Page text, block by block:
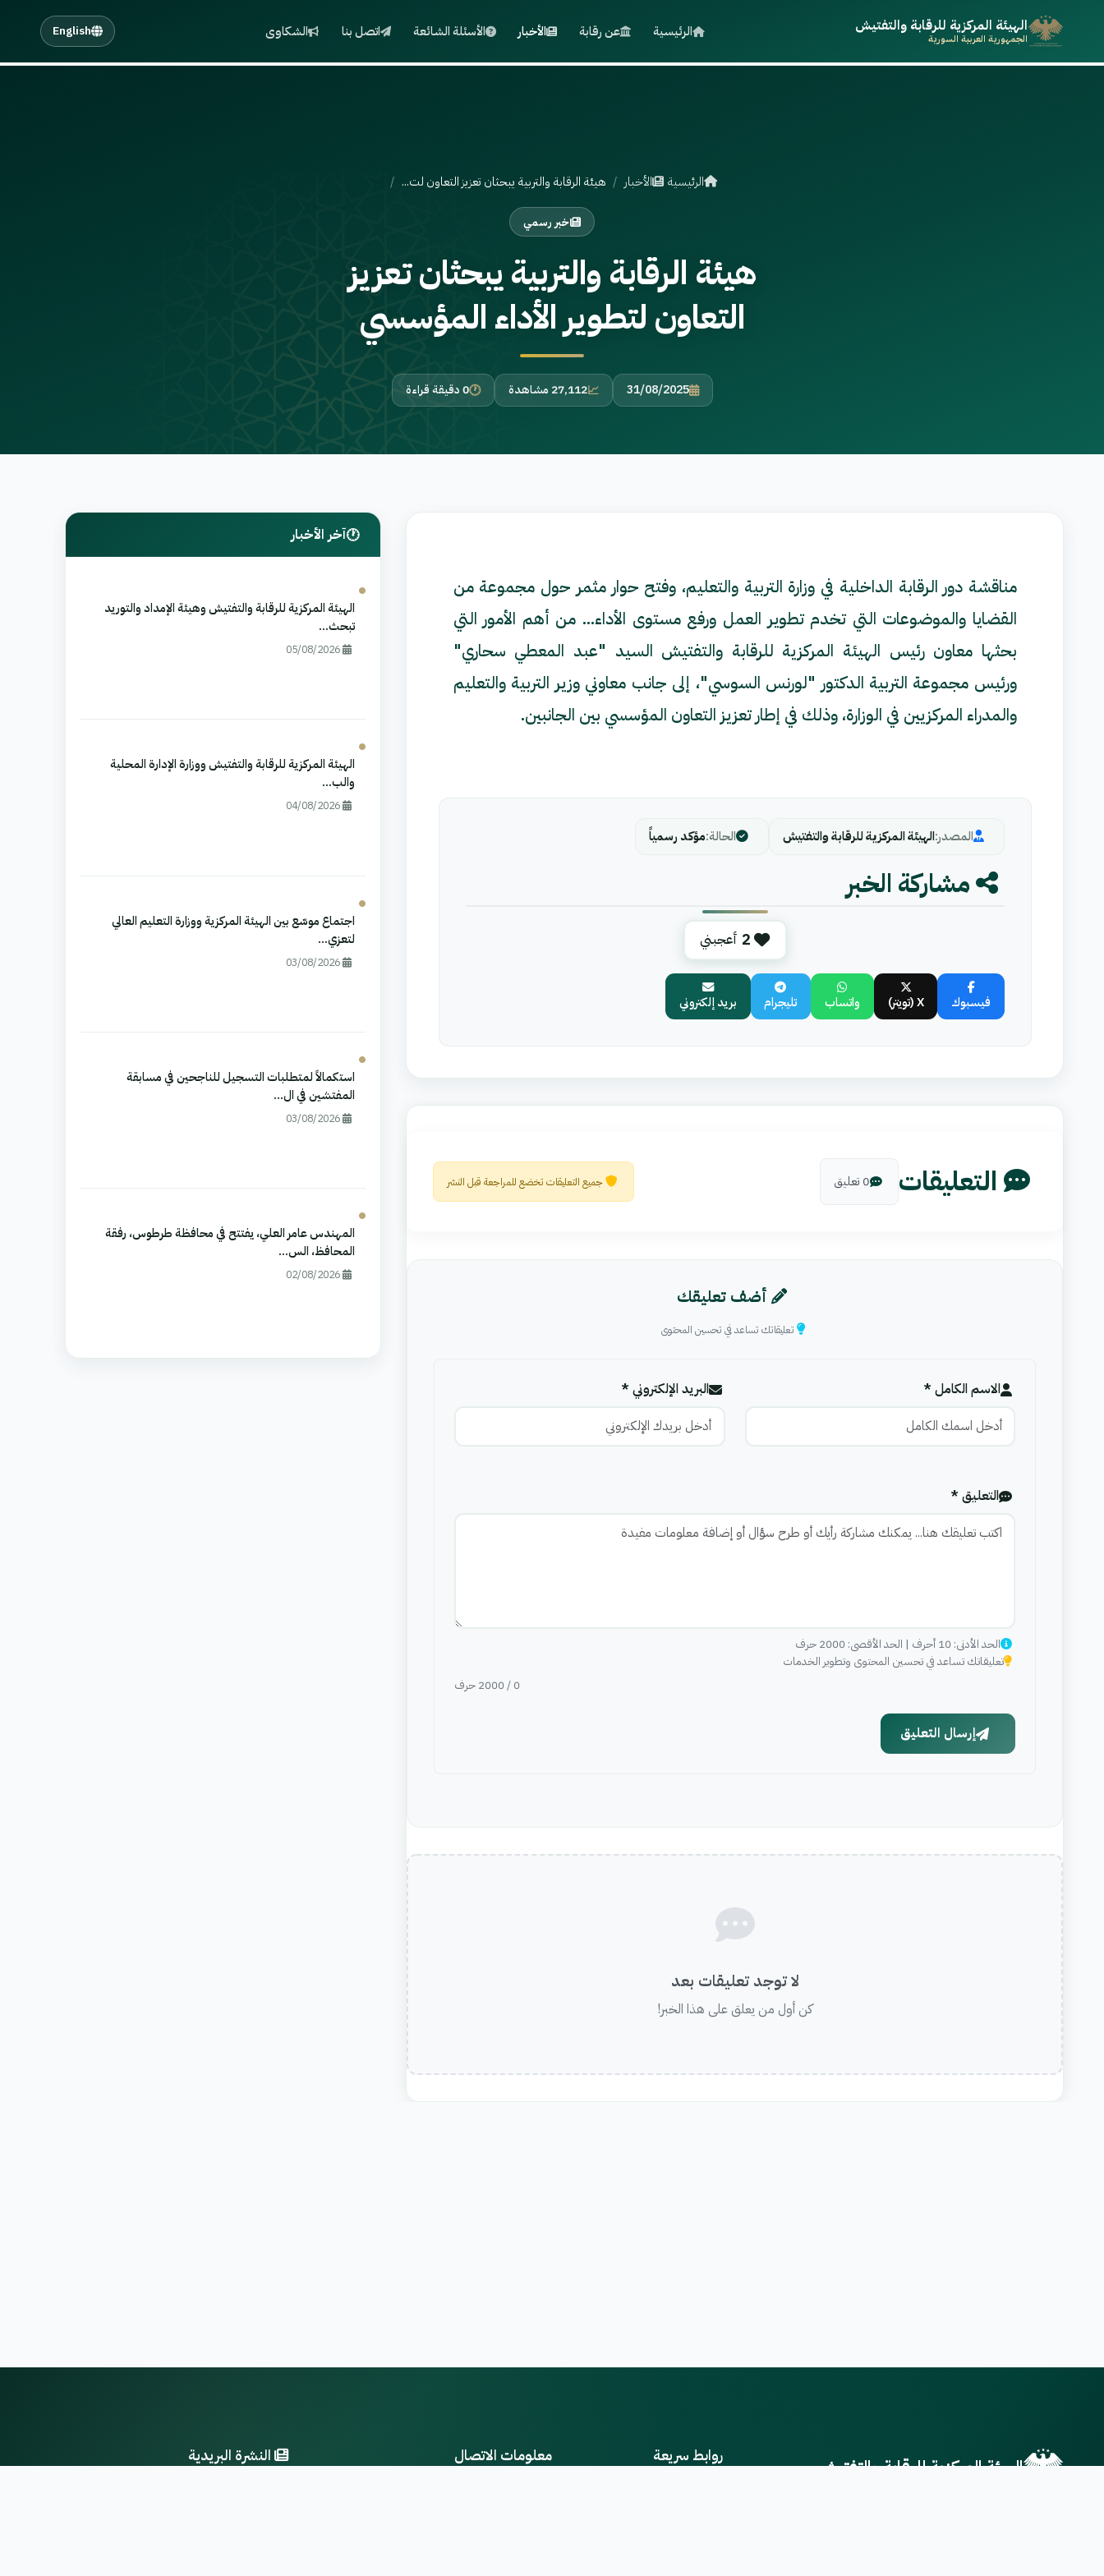
الهيئة المركزية للرقابة والتفتيش
الجمهورية العربية السورية الرئيسية عن رقابة الأخبار الأسئلة الشائعة اتصل بنا الشكاوى English
الرئيسية الأخبار هيئة الرقابة والتربية يبحثان تعزيز التعاون لت...
خبر رسمي
هيئة الرقابة والتربية يبحثان تعزيز
التعاون لتطوير الأداء المؤسسي
31/08/2025 27,112 مشاهدة 0 دقيقة قراءة
مناقشة دور الرقابة الداخلية في وزارة التربية والتعليم، وفتح حوار مثمر حول مجموعة من
القضايا والموضوعات التي تخدم تطوير العمل ورفع مستوى الأداء... من أهم الأمور التي
بحثها معاون رئيس الهيئة المركزية للرقابة والتفتيش السيد "عبد المعطي سحاري"
ورئيس مجموعة التربية الدكتور "لورنس السوسي"، إلى جانب معاوني وزير التربية والتعليم
والمدراء المركزيين في الوزارة، وذلك في إطار تعزيز التعاون المؤسسي بين الجانبين.
المصدر:الهيئة المركزية للرقابة والتفتيش الحالة:مؤكد رسمياً
مشاركة الخبر
2 أعجبني
فيسبوك X (تويتر) واتساب تليجرام بريد إلكتروني
التعليقات 0 تعليق جميع التعليقات تخضع للمراجعة قبل النشر
أضف تعليقك
تعليقاتك تساعد في تحسين المحتوى
الاسم الكامل * البريد الإلكتروني *
التعليق *
الحد الأدنى: 10 أحرف | الحد الأقصى: 2000 حرف
تعليقاتك تساعد في تحسين المحتوى وتطوير الخدمات
0
/
2000حرف
إرسال التعليق
لا توجد تعليقات بعد
كن أول من يعلق على هذا الخبر!
آخر الأخبار
الهيئة المركزية للرقابة والتفتيش وهيئة الإمداد والتوريد
تبحث...
05/08/2026
الهيئة المركزية للرقابة والتفتيش ووزارة الإدارة المحلية
والب...
04/08/2026
اجتماع موسّع بين الهيئة المركزية ووزارة التعليم العالي
لتعزي...
03/08/2026
استكمالاً لمتطلبات التسجيل للناجحين في مسابقة
المفتشين في ال...
03/08/2026
المهندس عامر العلي، يفتتح في محافظة طرطوس، رفقة
المحافظ، الس...
02/08/2026
الهيئة المركزية للرقابة والتفتيش روابط سريعة معلومات الاتصال النشرة البريدية